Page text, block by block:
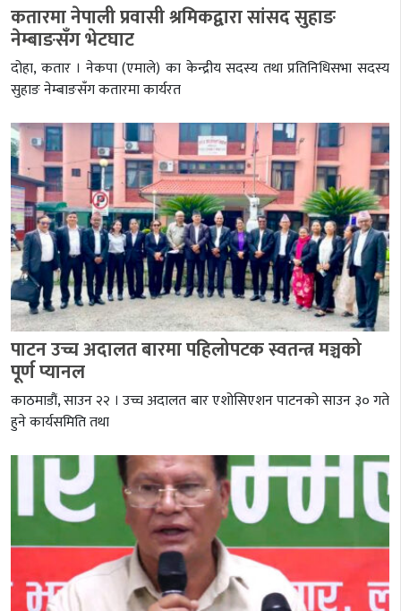
कतारमा नेपाली प्रवासी श्रमिकद्वारा सांसद सुहाङ
नेम्बाङसँग भेटघाट
दोहा, कतार । नेकपा (एमाले) का केन्द्रीय सदस्य तथा प्रतिनिधिसभा सदस्य
सुहाङ नेम्बाङसँग कतारमा कार्यरत
पाटन उच्च अदालत बारमा पहिलोपटक स्वतन्त्र मञ्चको
पूर्ण प्यानल
काठमाडौं, साउन २२ । उच्च अदालत बार एशोसिएशन पाटनको साउन ३० गते
हुने कार्यसमिति तथा